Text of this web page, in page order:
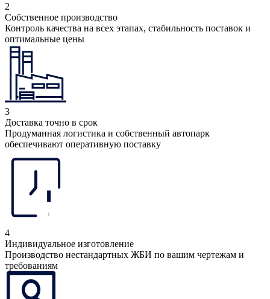
2
Собственное производство
Контроль качества на всех этапах, стабильность поставок и
оптимальные цены
3
Доставка точно в срок
Продуманная логистика и собственный автопарк
обеспечивают оперативную поставку
4
Индивидуальное изготовление
Производство нестандартных ЖБИ по вашим чертежам и
требованиям